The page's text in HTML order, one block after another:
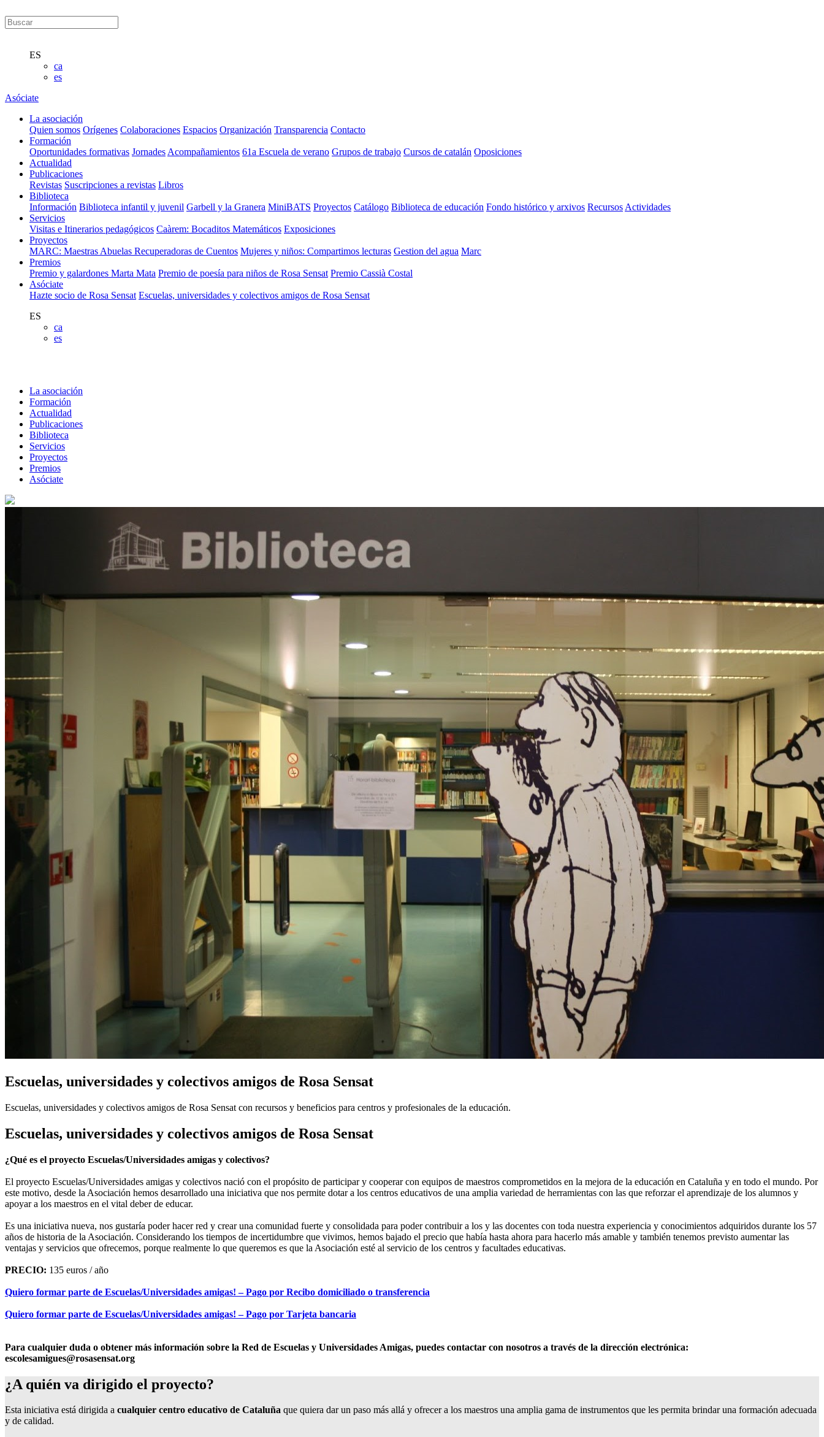
ES
ca
es
Asóciate
La asociación
Quien somos Orígenes Colaboraciones Espacios Organización Transparencia Contacto
Formación
Oportunidades formativas Jornades Acompañamientos 61a Escuela de verano Grupos de trabajo Cursos de catalán Oposiciones
Actualidad
Publicaciones
Revistas Suscripciones a revistas Libros
Biblioteca
Información Biblioteca infantil y juvenil Garbell y la Granera MiniBATS Proyectos Catálogo Biblioteca de educación Fondo histórico y arxivos Recursos Actividades
Servicios
Visitas e Itinerarios pedagógicos Caàrem: Bocaditos Matemáticos Exposiciones
Proyectos
MARC: Maestras Abuelas Recuperadoras de Cuentos Mujeres y niños: Compartimos lecturas Gestion del agua Marc
Premios
Premio y galardones Marta Mata Premio de poesía para niños de Rosa Sensat Premio Cassià Costal
Asóciate
Hazte socio de Rosa Sensat Escuelas, universidades y colectivos amigos de Rosa Sensat
ES
ca
es
La asociación
Formación
Actualidad
Publicaciones
Biblioteca
Servicios
Proyectos
Premios
Asóciate
Escuelas, universidades y colectivos amigos de Rosa Sensat
Escuelas, universidades y colectivos amigos de Rosa Sensat con recursos y beneficios para centros y profesionales de la educación.
Escuelas, universidades y colectivos amigos de Rosa Sensat
¿Qué es el proyecto Escuelas/Universidades amigas y colectivos?
El proyecto Escuelas/Universidades amigas y colectivos nació con el propósito de participar y cooperar con equipos de maestros comprometidos en la mejora de la educación en Cataluña y en todo el mundo. Por
este motivo, desde la Asociación hemos desarrollado una iniciativa que nos permite dotar a los centros educativos de una amplia variedad de herramientas con las que reforzar el aprendizaje de los alumnos y
apoyar a los maestros en el vital deber de educar.
Es una iniciativa nueva, nos gustaría poder hacer red y crear una comunidad fuerte y consolidada para poder contribuir a los y las docentes con toda nuestra experiencia y conocimientos adquiridos durante los 57
años de historia de la Asociación. Considerando los tiempos de incertidumbre que vivimos, hemos bajado el precio que había hasta ahora para hacerlo más amable y también tenemos previsto aumentar las
ventajas y servicios que ofrecemos, porque realmente lo que queremos es que la Asociación esté al servicio de los centros y facultades educativas.
PRECIO: 135 euros / año
Quiero formar parte de Escuelas/Universidades amigas! – Pago por Recibo domiciliado o transferencia
Quiero formar parte de Escuelas/Universidades amigas! – Pago por Tarjeta bancaria
Para cualquier duda o obtener más información sobre la Red de Escuelas y Universidades Amigas, puedes contactar con nosotros a través de la dirección electrónica:
escolesamigues@rosasensat.org
¿A quién va dirigido el proyecto?
Esta iniciativa está dirigida a cualquier centro educativo de Cataluña que quiera dar un paso más allá y ofrecer a los maestros una amplia gama de instrumentos que les permita brindar una formación adecuada
y de calidad.